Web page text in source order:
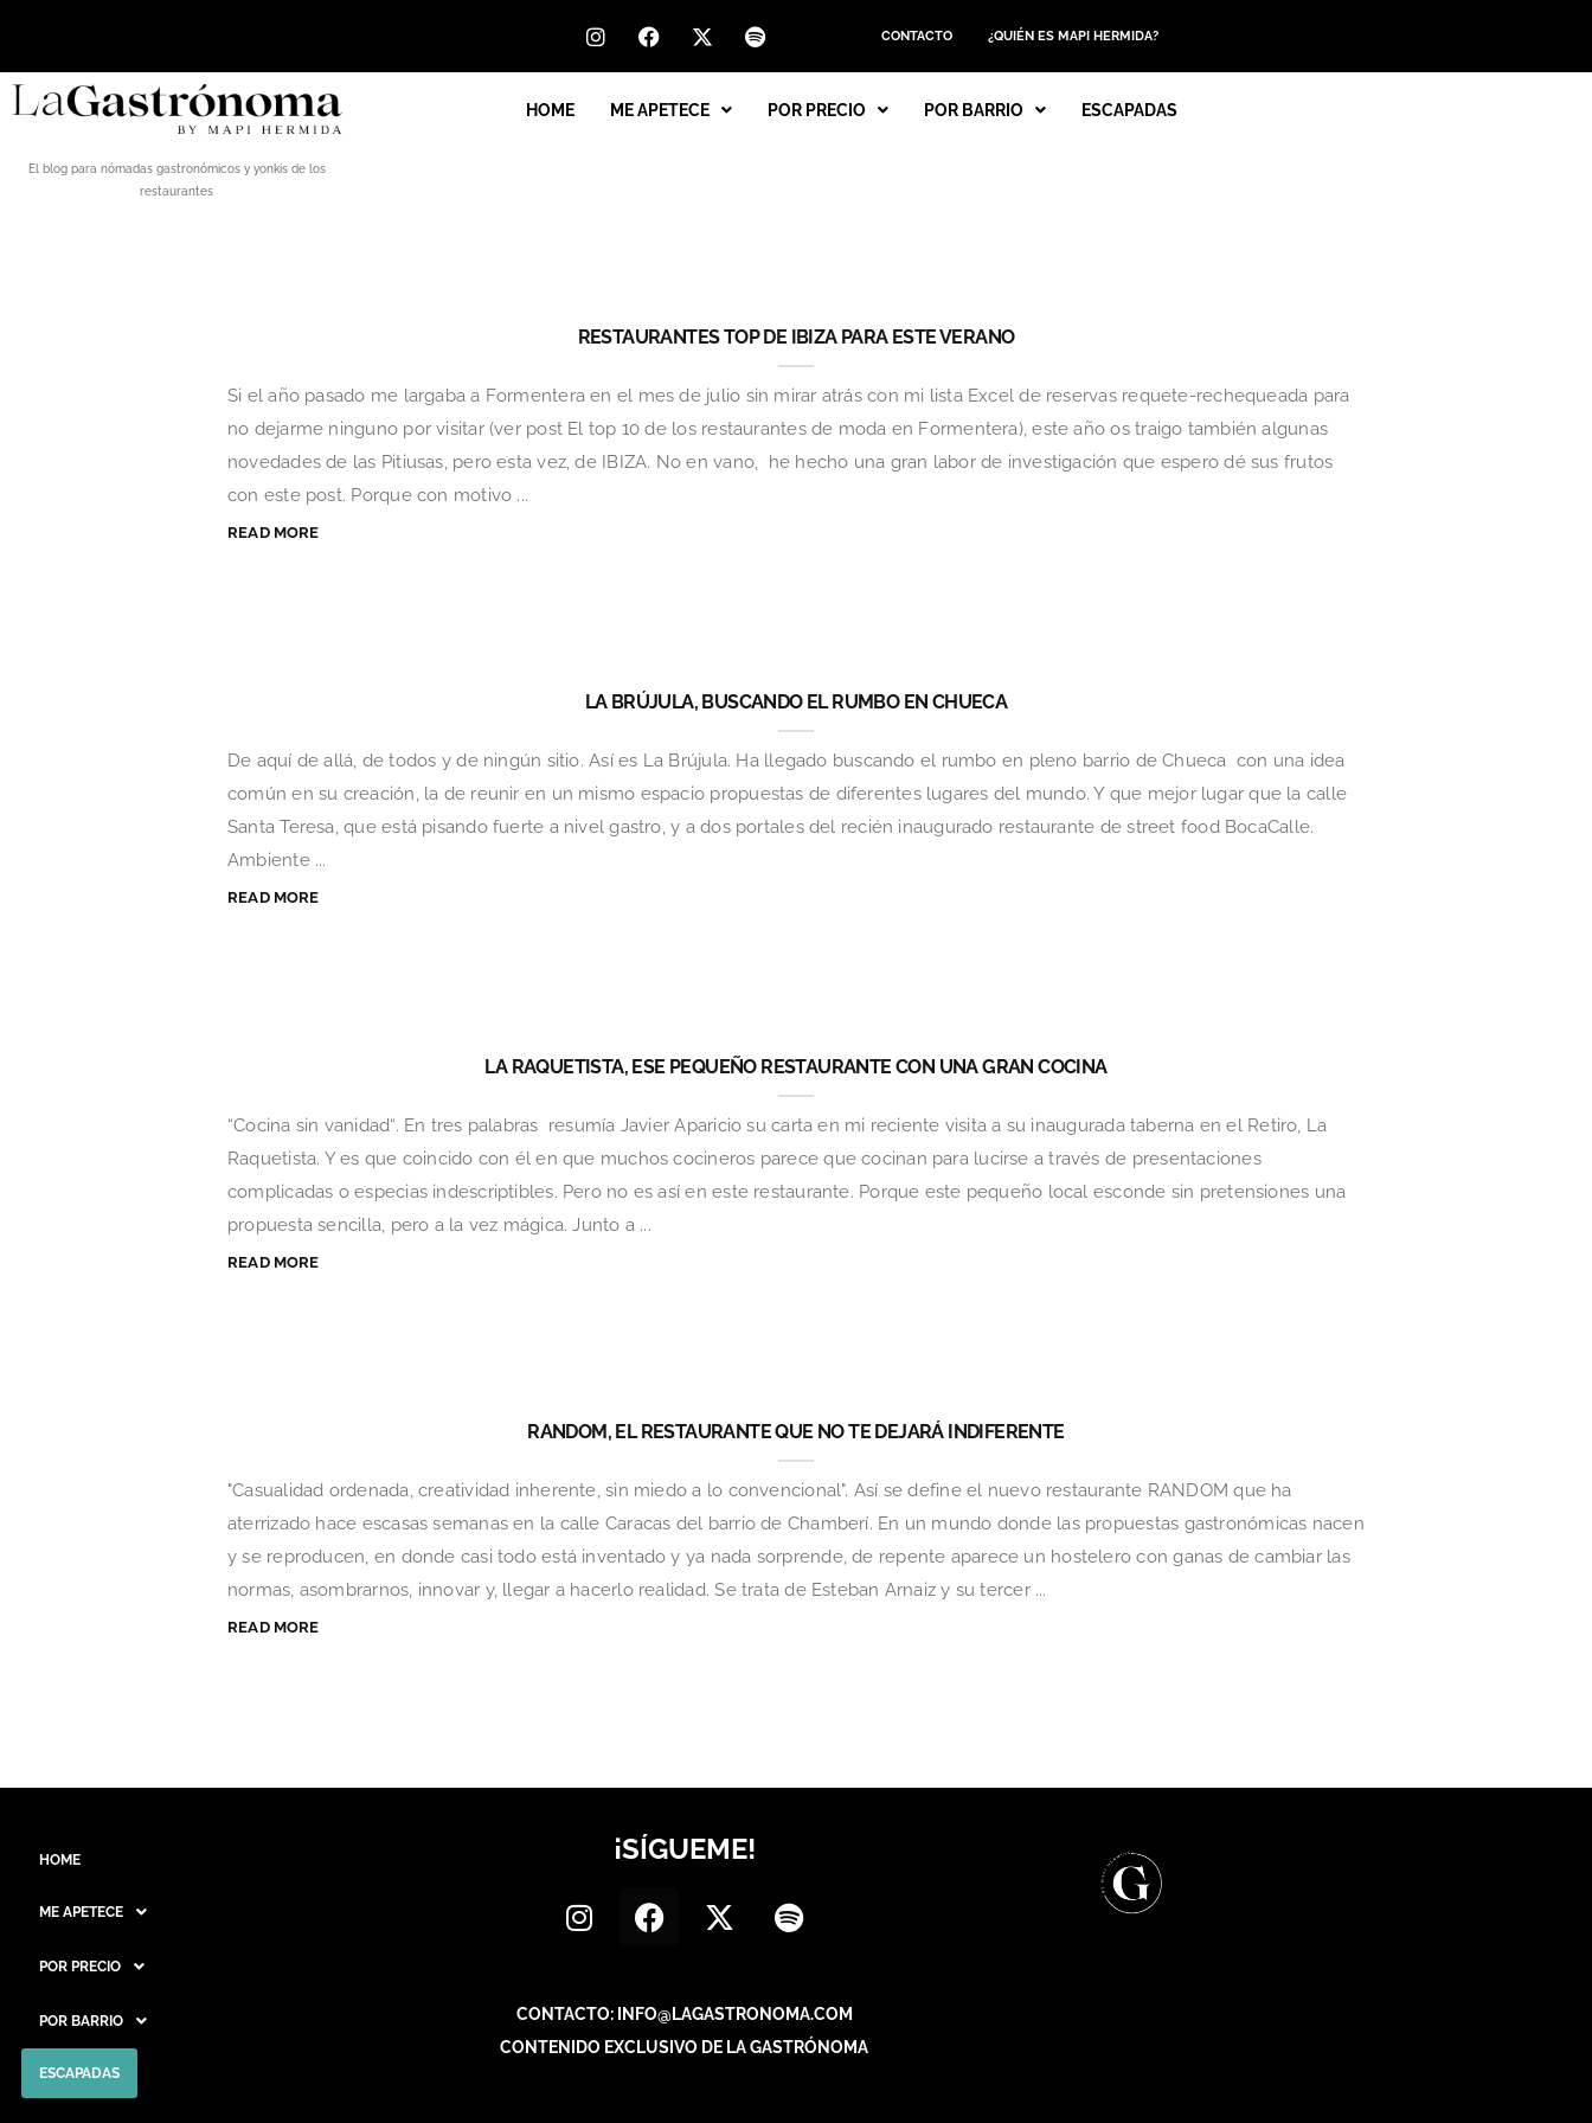
CONTACTO ¿QUIÉN ES MAPI HERMIDA?
El blog para nómadas gastronómicos y yonkis de los
restaurantes
HOME ME APETECE POR PRECIO POR BARRIO ESCAPADAS
RESTAURANTES TOP DE IBIZA PARA ESTE VERANO
Si el año pasado me largaba a Formentera en el mes de julio sin mirar atrás con mi lista Excel de reservas requete-rechequeada para
no dejarme ninguno por visitar (ver post El top 10 de los restaurantes de moda en Formentera), este año os traigo también algunas
novedades de las Pitiusas, pero esta vez, de IBIZA. No en vano, he hecho una gran labor de investigación que espero dé sus frutos
con este post. Porque con motivo ...
READ MORE
LA BRÚJULA, BUSCANDO EL RUMBO EN CHUECA
De aquí de allá, de todos y de ningún sitio. Así es La Brújula. Ha llegado buscando el rumbo en pleno barrio de Chueca con una idea
común en su creación, la de reunir en un mismo espacio propuestas de diferentes lugares del mundo. Y que mejor lugar que la calle
Santa Teresa, que está pisando fuerte a nivel gastro, y a dos portales del recién inaugurado restaurante de street food BocaCalle.
Ambiente ...
READ MORE
LA RAQUETISTA, ESE PEQUEÑO RESTAURANTE CON UNA GRAN COCINA
“Cocina sin vanidad“. En tres palabras resumía Javier Aparicio su carta en mi reciente visita a su inaugurada taberna en el Retiro, La
Raquetista. Y es que coincido con él en que muchos cocineros parece que cocinan para lucirse a través de presentaciones
complicadas o especias indescriptibles. Pero no es así en este restaurante. Porque este pequeño local esconde sin pretensiones una
propuesta sencilla, pero a la vez mágica. Junto a ...
READ MORE
RANDOM, EL RESTAURANTE QUE NO TE DEJARÁ INDIFERENTE
"Casualidad ordenada, creatividad inherente, sin miedo a lo convencional". Así se define el nuevo restaurante RANDOM que ha
aterrizado hace escasas semanas en la calle Caracas del barrio de Chamberí. En un mundo donde las propuestas gastronómicas nacen
y se reproducen, en donde casi todo está inventado y ya nada sorprende, de repente aparece un hostelero con ganas de cambiar las
normas, asombrarnos, innovar y, llegar a hacerlo realidad. Se trata de Esteban Arnaiz y su tercer ...
READ MORE
HOME
ME APETECE
POR PRECIO
POR BARRIO
ESCAPADAS
¡SÍGUEME!
CONTACTO: INFO@LAGASTRONOMA.COM
CONTENIDO EXCLUSIVO DE LA GASTRÓNOMA